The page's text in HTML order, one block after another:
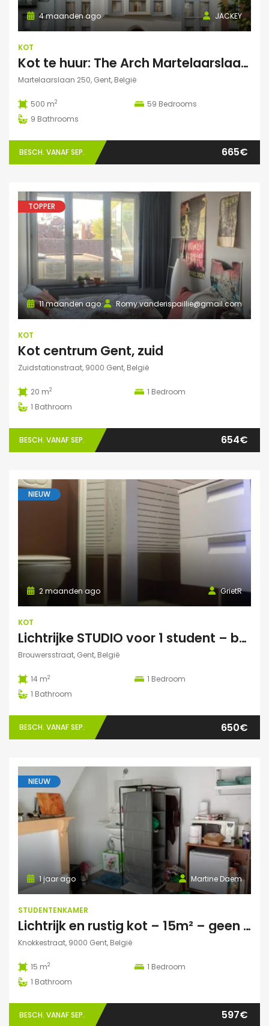
JACKEY
4 maanden ago
KOT
Kot te huur: The Arch Martelaarslaan 250
Martelaarslaan 250, Gent, België
500 m2 59 Bedrooms
9 Bathrooms
BESCH. VANAF SEP. 665€
TOPPER
Romy.vanderispaillie@gmail.com
11 maanden ago
KOT
Kot centrum Gent, zuid
Zuidstationstraat, 9000 Gent, België
20 m2 1 Bedroom
1 Bathroom
BESCH. VANAF SEP. 654€
NIEUW
GrietR
2 maanden ago
KOT
Lichtrijke STUDIO voor 1 student – buurt Hoogstraat/Poel Gent
Brouwersstraat, Gent, België
14 m2 1 Bedroom
1 Bathroom
BESCH. VANAF SEP. 650€
NIEUW
Martine Daem
1 jaar ago
STUDENTENKAMER
Lichtrijk en rustig kot – 15m² – geen domicilie
Knokkestraat, 9000 Gent, België
15 m2 1 Bedroom
1 Bathroom
BESCH. VANAF SEP. 597€